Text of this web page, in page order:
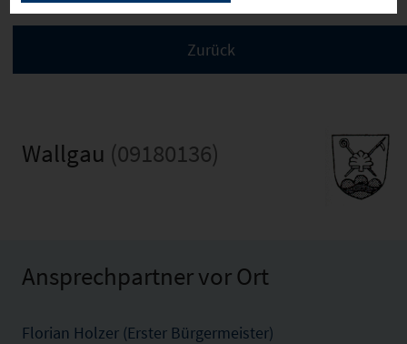
Wallgau (09180136)
Ansprechpartner vor Ort
Florian Holzer (Erster Bürgermeister)